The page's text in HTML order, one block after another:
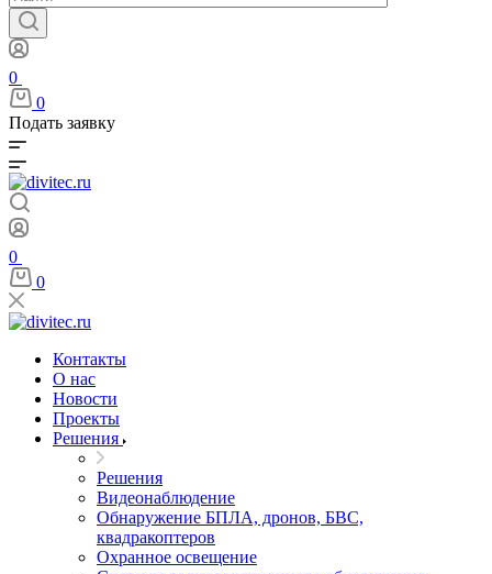
0
0
Подать заявку
0
0
Контакты
О нас
Новости
Проекты
Решения
Решения
Видеонаблюдение
Обнаружение БПЛА, дронов, БВС,
квадракоптеров
Охранное освещение